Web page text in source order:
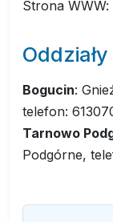
Strona
Bogucin:
telefon:
Tarnowo
Podgórne,